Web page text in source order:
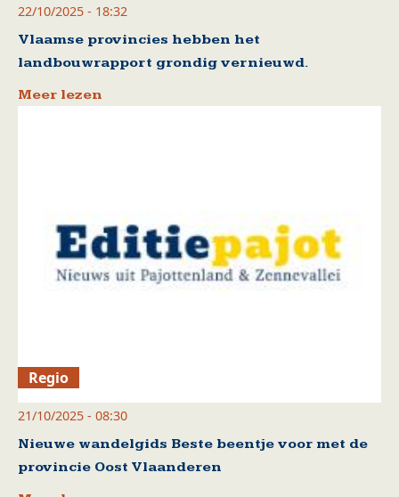
22/10/2025 - 18:32
Vlaamse provincies hebben het
landbouwrapport grondig vernieuwd.
Meer lezen
Regio
21/10/2025 - 08:30
Nieuwe wandelgids Beste beentje voor met de
provincie Oost Vlaanderen